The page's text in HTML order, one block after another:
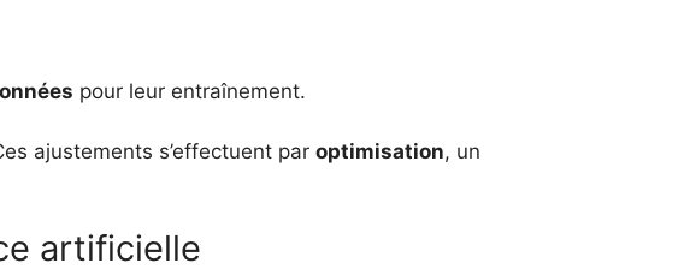
pour leur entraînement.
ajustements s’effectuent par optimisation, un
artificielle